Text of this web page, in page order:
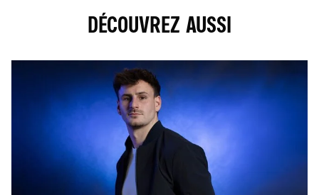
DÉCOUVREZ AUSSI